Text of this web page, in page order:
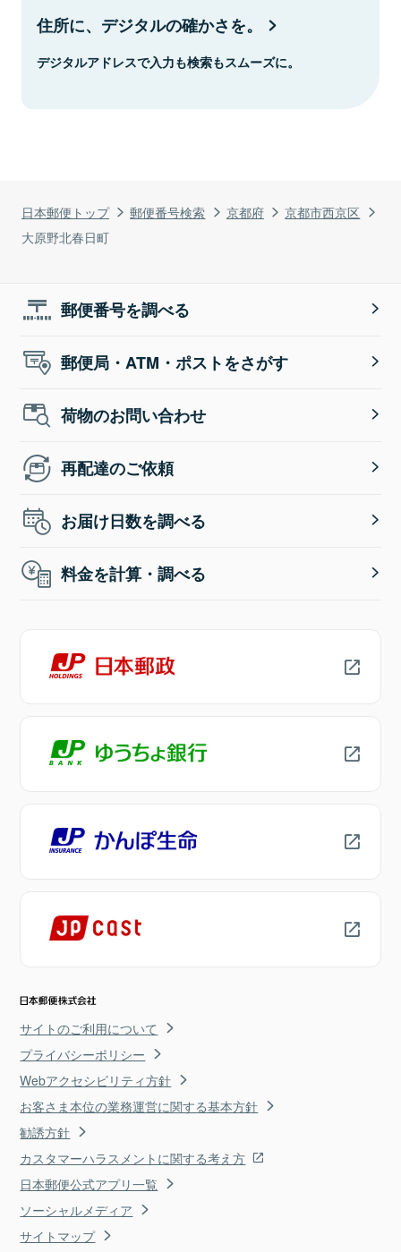
日本郵便トップ 郵便番号検索 京都府
京都市西京区
大原野北春日町
住所に、デジタルの確かさを。
デジタルアドレスで入力も検索もスムーズに。
郵便番号を調べる
郵便局・ATM・ポストをさがす
荷物のお問い合わせ
再配達のご依頼
お届け日数を調べる
料金を計算・調べる
サイトのご利用について
プライバシーポリシー
Webアクセシビリティ方針
お客さま本位の業務運営に関する基本方針
勧誘方針
カスタマーハラスメントに関する考え方
日本郵便公式アプリ一覧
ソーシャルメディア
サイトマップ